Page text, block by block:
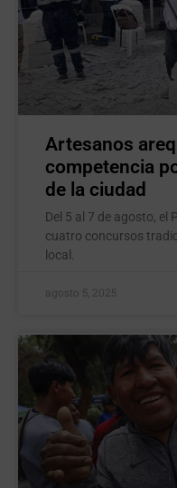
Artesanos
competencia
de la ciudad
Del 5 al 7 de agosto, el
cuatro concursos
local.
agosto 5, 2025